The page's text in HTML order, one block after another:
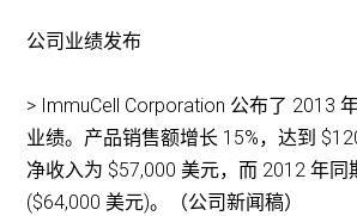
公司业绩发布
> ImmuCell Corporation 公布了 2013
业绩。产品销售额增长 15%，达到
净收入为 $57,000 美元，而 2012 年同
($64,000 美元)。（公司新闻稿）